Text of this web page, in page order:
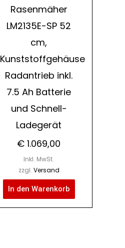
Rasenmäher
LM2135E-SP 52
cm,
Kunststoffgehäuse
Radantrieb inkl.
7.5 Ah Batterie
und Schnell-
Ladegerät
€ 1.069,00
Inkl. MwSt.
zzgl. Versand
In den Warenkorb